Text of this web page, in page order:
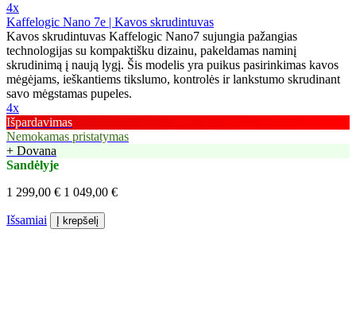
4x
Kaffelogic Nano 7e | Kavos skrudintuvas
Kavos skrudintuvas Kaffelogic Nano7 sujungia pažangias
technologijas su kompaktišku dizainu, pakeldamas naminį
skrudinimą į naują lygį. Šis modelis yra puikus pasirinkimas kavos
mėgėjams, ieškantiems tikslumo, kontrolės ir lankstumo skrudinant
savo mėgstamas pupeles.
4x
Išpardavimas
Nemokamas pristatymas
+ Dovana
Sandėlyje
1 299,00 € 1 049,00 €
Išsamiai Į krepšelį